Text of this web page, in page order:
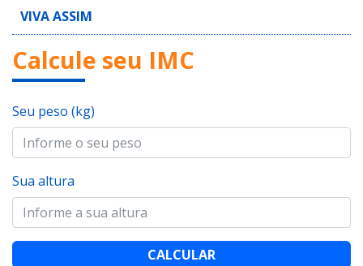
VIVA ASSIM
Calcule seu IMC
Seu peso (kg)
Sua altura
CALCULAR